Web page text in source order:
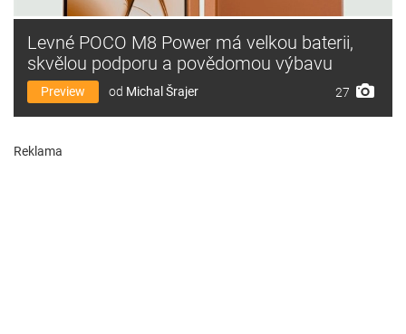
Levné POCO M8 Power má velkou baterii,
skvělou podporu a povědomou výbavu
Preview od Michal Šrajer 27
Reklama